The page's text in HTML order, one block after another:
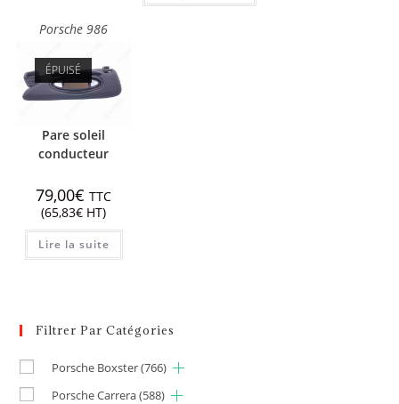
Porsche 986
ÉPUISÉ
Pare soleil
conducteur
79,00€ TTC
(65,83€ HT)
Lire la suite
Filtrer Par Catégories
Porsche Boxster(766)
Porsche Carrera(588)